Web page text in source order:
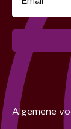
Algemene